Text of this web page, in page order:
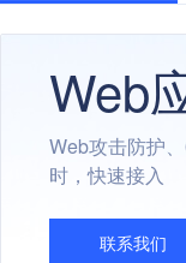
Web
Web攻击防护
时，快速接入
联系我们